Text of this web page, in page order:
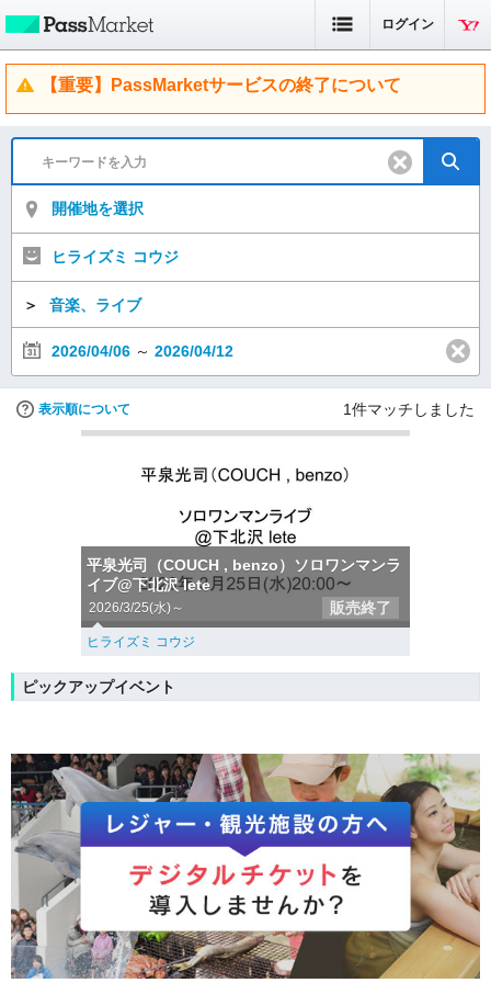
ログイン
【重要】PassMarketサービスの終了について
開催地を選択
ヒライズミ コウジ
＞ 音楽、ライブ
2026/04/06 ～ 2026/04/12
表示順について 1件マッチしました
平泉光司（COUCH , benzo）ソロワンマンラ
イブ@下北沢 lete
2026/3/25(水)～ 販売終了
ヒライズミ コウジ
ピックアップイベント